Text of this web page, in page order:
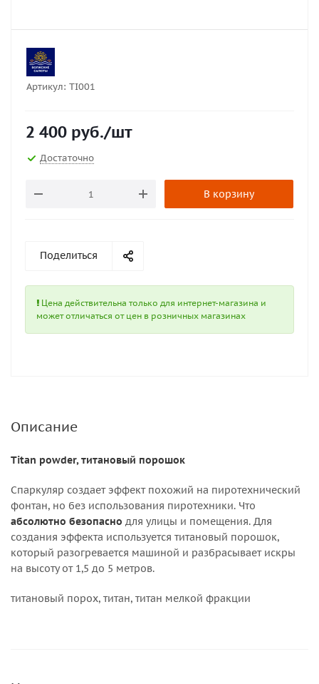
Артикул: TI001
2 400 руб./шт
Достаточно
В корзину
Поделиться
Цена действительна только для интернет-магазина и
может отличаться от цен в розничных магазинах
Описание
Titan powder, титановый порошок
Спаркуляр создает эффект похожий на пиротехнический
фонтан, но без использования пиротехники. Что
абсолютно безопасно для улицы и помещения. Для
создания эффекта используется титановый порошок,
который разогревается машиной и разбрасывает искры
на высоту от 1,5 до 5 метров.
титановый порох, титан, титан мелкой фракции